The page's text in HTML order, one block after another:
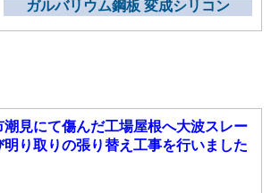
ガルバリウム鋼板 変成シリコン
潮見にて傷んだ工場屋根へ大波スレー
明り取りの張り替え工事を行いました